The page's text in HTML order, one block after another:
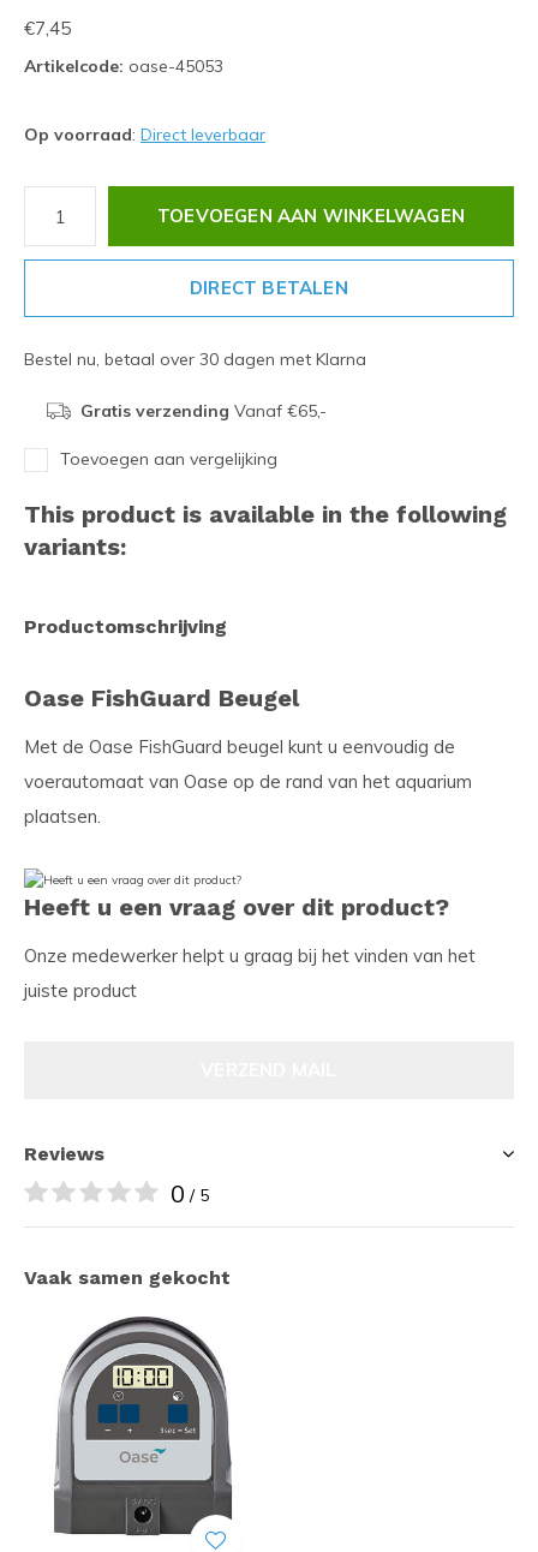
€7,45
Artikelcode: oase-45053
Op voorraad: Direct leverbaar
TOEVOEGEN AAN WINKELWAGEN
DIRECT BETALEN
Bestel nu, betaal over 30 dagen met Klarna
Gratis verzending Vanaf €65,-
Toevoegen aan vergelijking
This product is available in the following
variants:
Productomschrijving
Oase FishGuard Beugel
Met de Oase FishGuard beugel kunt u eenvoudig de
voerautomaat van Oase op de rand van het aquarium
plaatsen.
Heeft u een vraag over dit product?
Onze medewerker helpt u graag bij het vinden van het
juiste product
Reviews
0 / 5
Vaak samen gekocht